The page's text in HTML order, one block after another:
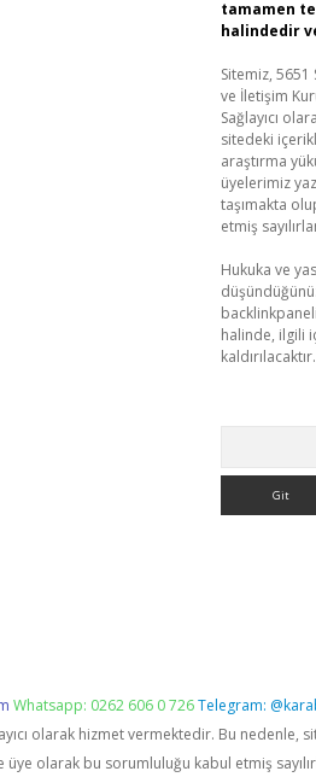
tamamen
halindedir
Sitemiz, 5651
ve İletişim
Sağlayıcı
sitedeki
araştırma
üyelerimiz
taşımakta
etmiş
Hukuka ve
halinde, ilgili
kaldırılacaktır.
Whatsapp: 0262 606 0 726Telegram:
olarak hizmet vermektedir. Bu
olarak bu sorumluluğu kabul etmiş